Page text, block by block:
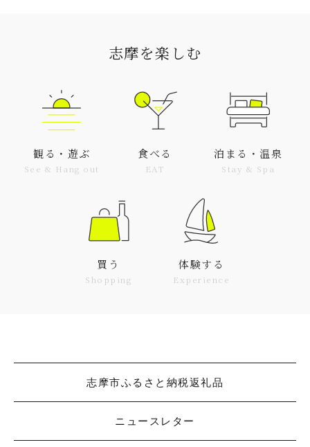
志摩を楽しむ
観る・遊ぶ
See & Hang out
食べる
EAT
泊まる・温泉
Stay & Spa
買う
Shopping
体験する
Experience
志摩市ふるさと納税返礼品
ニュースレター